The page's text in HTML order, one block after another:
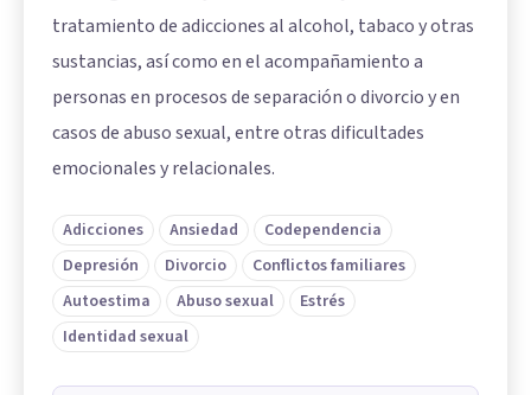
tratamiento de adicciones al alcohol, tabaco y otras
sustancias, así como en el acompañamiento a
personas en procesos de separación o divorcio y en
casos de abuso sexual, entre otras dificultades
emocionales y relacionales.
Adicciones Ansiedad
Codependencia
Depresión
Divorcio
Conflictos familiares
Autoestima
Abuso sexual
Estrés
Identidad sexual